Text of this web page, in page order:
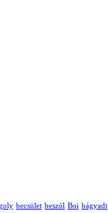
becsület beszól Boi bágyadt